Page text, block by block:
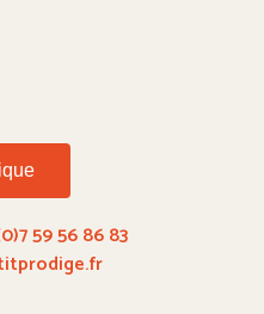
59 56 86 83